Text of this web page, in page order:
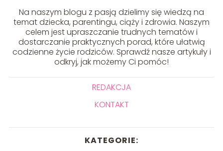
Na naszym blogu z pasją dzielimy się wiedzą na
temat dziecka, parentingu, ciąży i zdrowia. Naszym
celem jest upraszczanie trudnych tematów i
dostarczanie praktycznych porad, które ułatwią
codzienne życie rodziców. Sprawdź nasze artykuły i
odkryj, jak możemy Ci pomóc!
REDAKCJA
KONTAKT
KATEGORIE: